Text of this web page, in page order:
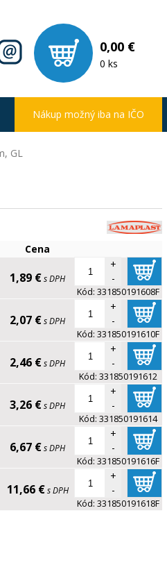
0,00 €
0 ks
GL
Cena
1,89 €s DPH
+
-
Kód: 331850191608F
2,07 €s DPH
+
-
Kód: 331850191610F
2,46 €s DPH
+
-
Kód: 331850191612
3,26 €s DPH
+
-
Kód: 331850191614
6,67 €s DPH
+
-
Kód: 331850191616F
11,66 € s DPH
+
-
Kód: 331850191618F
Nákup možný iba na IČO